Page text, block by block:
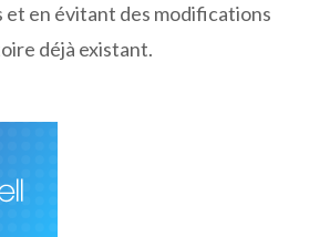
et en évitant des modifications
déjà existant.